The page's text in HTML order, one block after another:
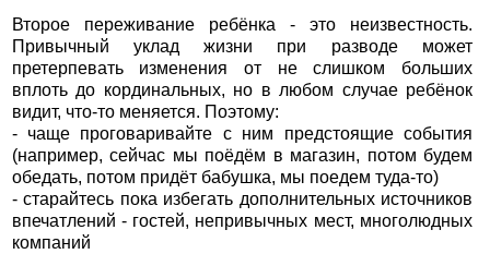
Второе переживание ребёнка - это неизвестность.
Привычный уклад жизни при разводе может
претерпевать изменения от не слишком больших
вплоть до кординальных, но в любом случае ребёнок
видит, что-то меняется. Поэтому:
- чаще проговаривайте с ним предстоящие события
(например, сейчас мы поёдём в магазин, потом будем
обедать, потом придёт бабушка, мы поедем туда-то)
- старайтесь пока избегать дополнительных источников
впечатлений - гостей, непривычных мест, многолюдных
компаний